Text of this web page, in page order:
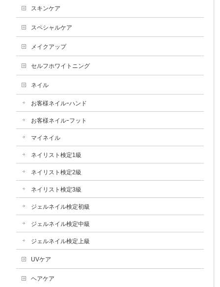
スキンケア
スペシャルケア
メイクアップ
セルフホワイトニング
ネイル
お客様ネイルｰハンド
お客様ネイルｰフット
マイネイル
ネイリスト検定1級
ネイリスト検定2級
ネイリスト検定3級
ジェルネイル検定初級
ジェルネイル検定中級
ジェルネイル検定上級
UVケア
ヘアケア